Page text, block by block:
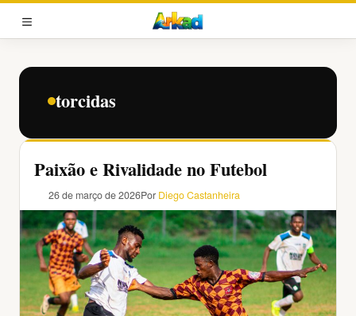
Pular
para
conteúdo
MENU
torcidas
Paixão e Rivalidade no Futebol
26 de março de 2026Por Diego Castanheira